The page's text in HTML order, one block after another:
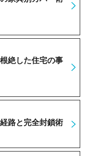
絶した住宅の事
路と完全封鎖術